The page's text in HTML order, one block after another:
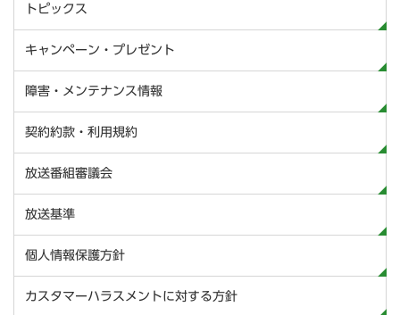
トピックス
キャンペーン・プレゼント
障害・メンテナンス情報
契約約款・利用規約
放送番組審議会
放送基準
個人情報保護方針
カスタマーハラスメントに対する方針